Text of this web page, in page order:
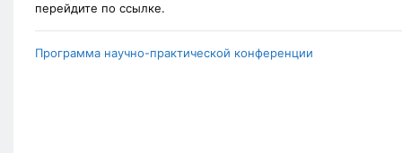
перейдите по ссылке.
Программа научно-практической конференции